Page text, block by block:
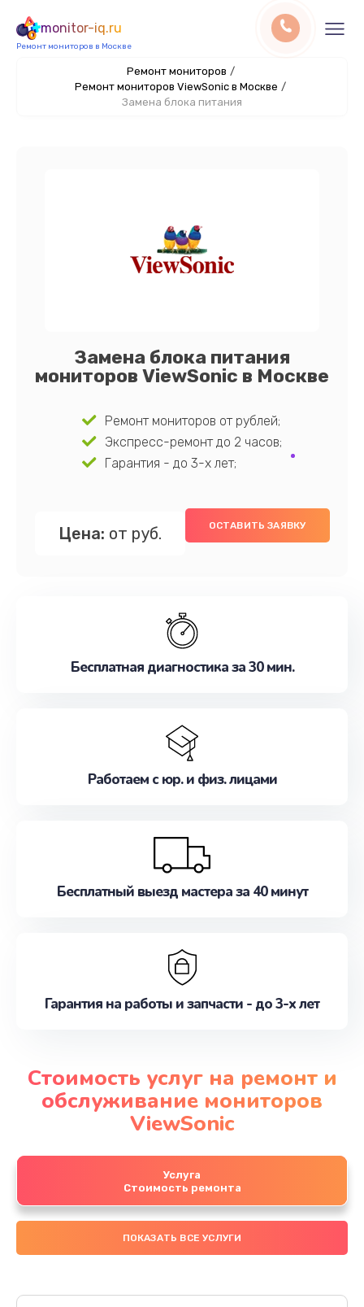
monitor-iq.ru
Ремонт мониторов в Москве
Ремонт мониторов /
Ремонт мониторов ViewSonic в Москве /
Замена блока питания
Замена блока питания
мониторов ViewSonic в Москве
Ремонт мониторов от рублей;
Экспресс-ремонт до 2 часов;
Гарантия - до 3-х лет;
Цена: от руб. ОСТАВИТЬ ЗАЯВКУ
Бесплатная диагностика за 30 мин.
Работаем с юр. и физ. лицами
Бесплатный выезд мастера за 40 минут
Гарантия на работы и запчасти - до 3-х лет
Стоимость услуг на ремонт и
обслуживание мониторов
ViewSonic
Услуга
Стоимость ремонта
ПОКАЗАТЬ ВСЕ УСЛУГИ